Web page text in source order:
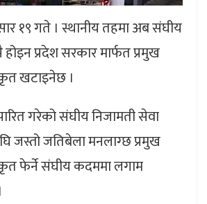
१९ गते । स्थानीय तहमा अब संघीय
होइन प्रदेश सरकार मार्फत प्रमुख
खटाइनेछ ।
गरेको संघीय निजामती सेवा
जस्तो जतिबेला मनलाग्छ प्रमुख
फेर्ने संघीय कदममा लगाम